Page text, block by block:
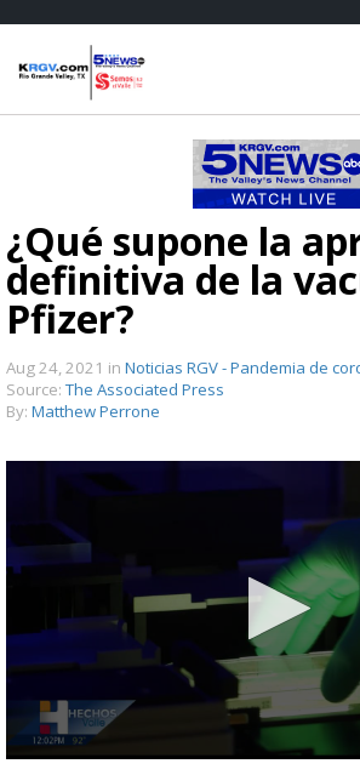
¿Qué supone la
definitiva de la
Pfizer?
Aug 24, 2021 in Noticias RGV - Pandemia de
Source: The Associated Press
By: Matthew Perrone